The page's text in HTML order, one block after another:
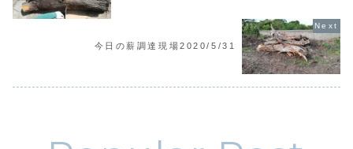
今日の薪調達現場2020/5/31